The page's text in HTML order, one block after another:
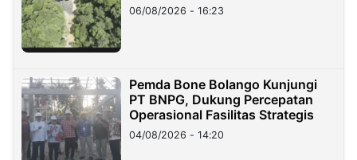
06/08/2026 - 16:23
Pemda Bone Bolango Kunjungi
PT BNPG, Dukung Percepatan
Operasional Fasilitas Strategis
04/08/2026 - 14:20